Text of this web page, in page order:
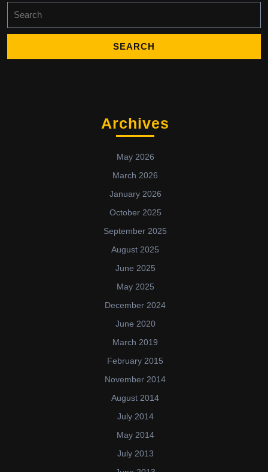
for:
Archives
May 2026
March 2026
January 2026
October 2025
September 2025
August 2025
June 2025
May 2025
December 2024
June 2020
March 2019
February 2015
November 2014
August 2014
July 2014
May 2014
July 2013